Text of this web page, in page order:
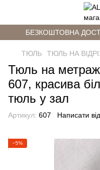
БЕЗКОШТОВНА
ТЮЛЬ ТЮЛЬ НА
Тюль на
607, красива
тюль у зал
Артикул: 607 Написати
−5%